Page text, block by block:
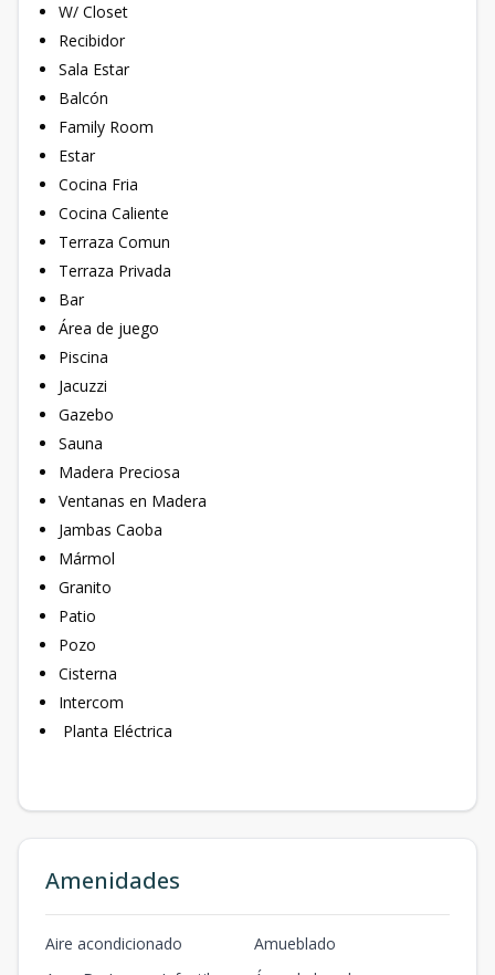
W/ Closet
Recibidor
Sala Estar
Balcón
Family Room
Estar
Cocina Fria
Cocina Caliente
Terraza Comun
Terraza Privada
Bar
Área de juego
Piscina
Jacuzzi
Gazebo
Sauna
Madera Preciosa
Ventanas en Madera
Jambas Caoba
Mármol
Granito
Patio
Pozo
Cisterna
Intercom
Planta Eléctrica
Amenidades
Aire acondicionado
Amueblado